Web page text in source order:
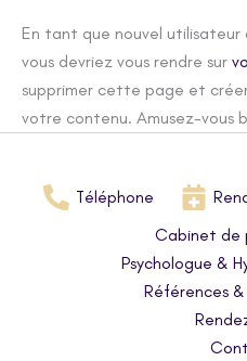
En tant que nouvel utilisateur
vous devriez vous rendre sur
supprimer cette page et
votre contenu. Amusez-vous
Téléphone
Cabinet de
Psychologue &
Références